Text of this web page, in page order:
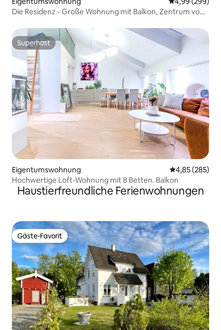
Die Residenz - Große Wohnung mit Balkon, Zentrum von
Superhost
Superhost
Eigentumswohnung
4,85 (285)
Hochwertige Loft-Wohnung mit 8 Betten. Balkon
Haustierfreundliche Ferienwohnungen
Gäste-Favorit
Gäste-Favorit